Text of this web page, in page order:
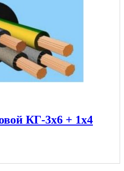
КГ-3х6 + 1х4